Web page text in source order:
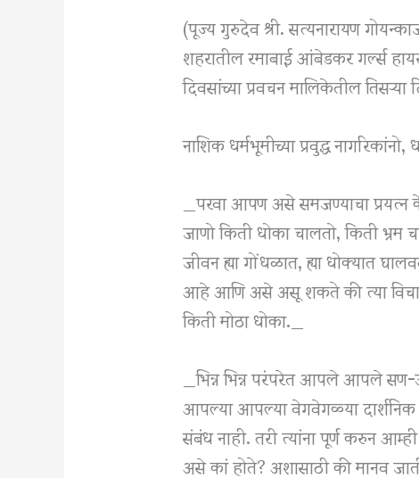
(पूज्य गुरुदेव श्री. सत्यनारायण गोयन्काजी
शहरातील रमाबाई आंबेडकर गर्ल्स
दिवसांच्या प्रवचन मालिकेतील
नाशिक धर्मभूमीच्या प्रवुद्ध
_परवा आपण असे समजण्याचा प्रयत्न
जाणो किती धोका चालतो, किती
जीवन ह्या गोंधळात, ह्या धोक्यात
आहे आणि असे असू शकते की त्या
किती मोठा धोका._
_भिन्न भिन्न परंपरेत आपले आपले
आपल्या आपल्या वेगवेगळ्या दार्शनिक
संबंध नाही. तरी त्यांना पूर्ण करुन
असे कां होते? अशासाठी की मानव